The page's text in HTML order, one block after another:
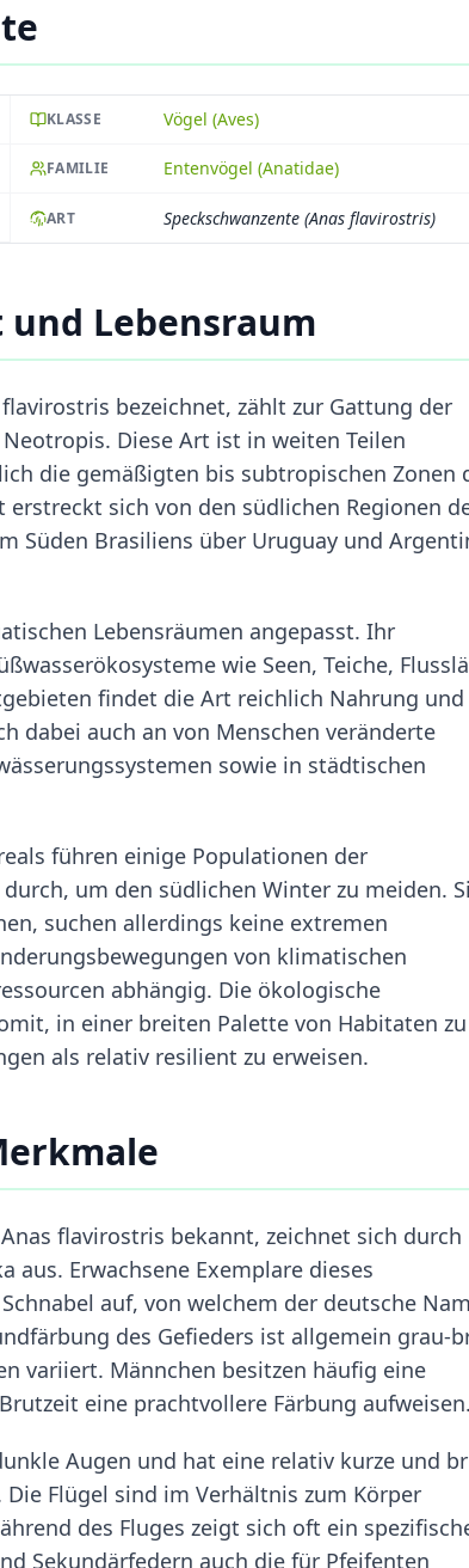
KLASSE Vögel (Aves)
FAMILIE Entenvögel (Anatidae)
ART Speckschwanzente (Anas flavirostris)
Lebensraum
bezeichnet, zählt zur Gattung der
Diese Art ist in weiten Teilen
die gemäßigten bis subtropischen Zonen
sich von den südlichen Regionen
Süden Brasiliens über Uruguay und
Lebensräumen angepasst. Ihr
wie Seen, Teiche,
findet die Art reichlich Nahrung und
dabei auch an von Menschen veränderte
sowie in städtischen
führen einige Populationen der
um den südlichen Winter zu meiden.
suchen allerdings keine extremen
von klimatischen
abhängig. Die ökologische
in einer breiten Palette von Habitaten zu
als relativ resilient zu erweisen.
flavirostris bekannt, zeichnet sich durch
aus. Erwachsene Exemplare dieses
auf, von welchem der deutsche
des Gefieders ist allgemein grau-
variiert. Männchen besitzen häufig eine
eine prachtvollere Färbung
Augen und hat eine relativ kurze und
Flügel sind im Verhältnis zum Körper
des Fluges zeigt sich oft ein
Sekundärfedern auch die für Pfeifenten